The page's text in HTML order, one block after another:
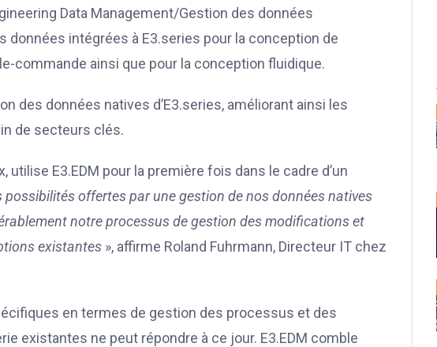
Data Management/Gestion des données
intégrées à E3.series pour la conception de
commande ainsi que pour la conception fluidique.
des données natives d’E3.series, améliorant ainsi les
de secteurs clés.
E3.EDM pour la première fois dans le cadre d’un
offertes par une gestion de nos données natives
notre processus de gestion des modifications et
existantes », affirme Roland Fuhrmann, Directeur IT chez
en termes de gestion des processus et des
existantes ne peut répondre à ce jour. E3.EDM comble